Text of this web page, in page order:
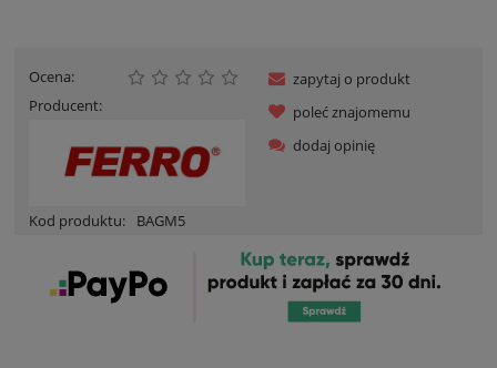
Ocena:
Producent:
Kod produktu: BAGM5
zapytaj o produkt
poleć znajomemu
dodaj opinię